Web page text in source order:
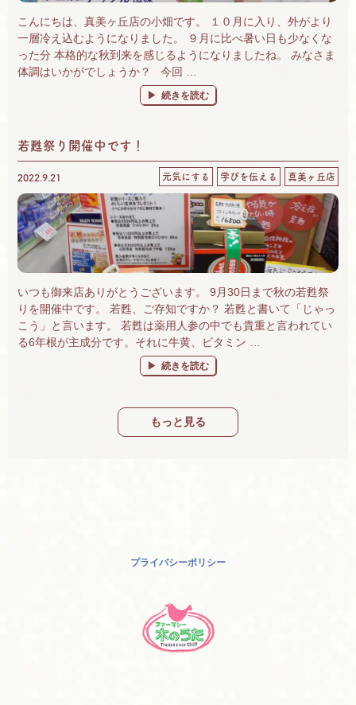
こんにちは、真美ヶ丘店の小畑です。 １０月に入り、外がより
一層冷え込むようになりました。 ９月に比べ暑い日も少なくな
った分 本格的な秋到来を感じるようになりましたね。 みなさま
体調はいかがでしょうか？ 今回 …
“OS-1ご自宅に置いてますか？～風邪の季節
続きを読む
若甦祭り開催中です！
2022.9.21 元気にする 学びを伝える 真美ヶ丘店
いつも御来店ありがとうございます。 9月30日まで秋の若甦祭
りを開催中です。 若甦、ご存知ですか？ 若甦と書いて「じゃっ
こう」と言います。 若甦は薬用人参の中でも貴重と言われてい
る6年根が主成分です。それに牛黄、ビタミン …
“若甦祭り開催中です！” の
続きを読む
もっと見る
プライバシーポリシー